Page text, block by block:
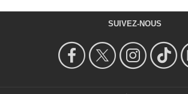
SUIVEZ-NOUS